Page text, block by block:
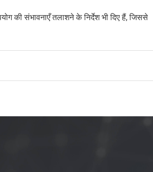
की संभावनाएँ तलाशने के निर्देश भी दिए हैं, जिससे